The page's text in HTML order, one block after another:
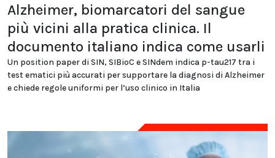
Alzheimer, biomarcatori del sangue
più vicini alla pratica clinica. Il
documento italiano indica come usarli
Un position paper di SIN, SIBioC e SINdem indica p-tau217 tra i
test ematici più accurati per supportare la diagnosi di Alzheimer
e chiede regole uniformi per l’uso clinico in Italia